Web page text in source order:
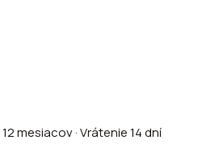
mesiacov · Vrátenie 14 dní